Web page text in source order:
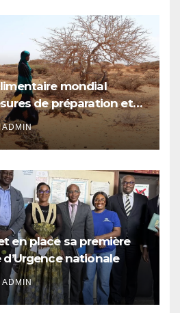
mondial
de préparation et
la menace d’El Niño,
des dizaines de
dans l’insécurité
ADMIN
en place sa première
nationale
ADMIN